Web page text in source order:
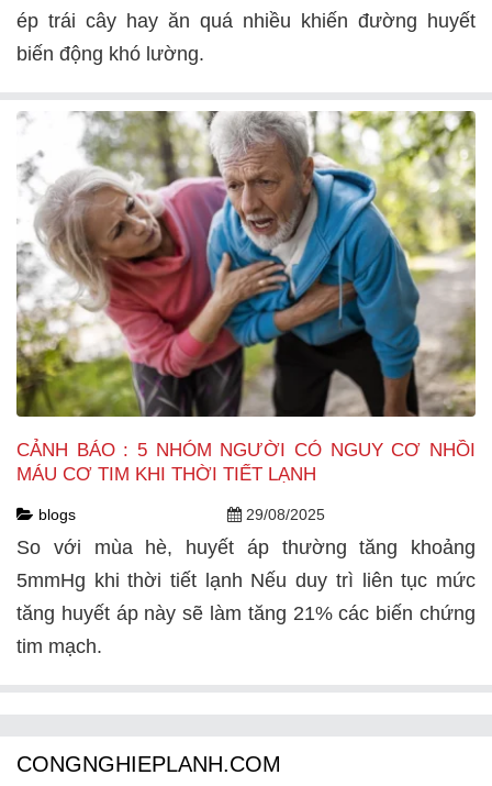
ép trái cây hay ăn quá nhiều khiến đường huyết
biến động khó lường.
CẢNH BÁO : 5 NHÓM NGƯỜI CÓ NGUY CƠ NHỒI
MÁU CƠ TIM KHI THỜI TIẾT LẠNH
blogs 29/08/2025
So với mùa hè, huyết áp thường tăng khoảng
5mmHg khi thời tiết lạnh Nếu duy trì liên tục mức
tăng huyết áp này sẽ làm tăng 21% các biến chứng
tim mạch.
CONGNGHIEPLANH.COM